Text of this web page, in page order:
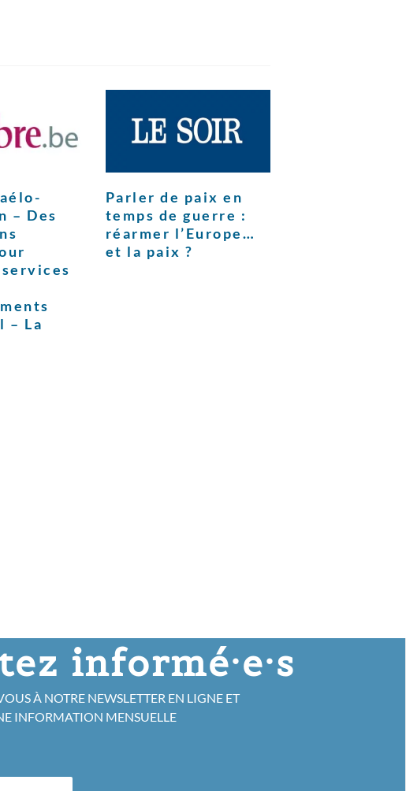
– Des
– La
Parler de paix en
temps de guerre :
réarmer l’Europe…
et la paix ?
informé·e·s
À NOTRE NEWSLETTER EN LIGNE ET
INFORMATION MENSUELLE